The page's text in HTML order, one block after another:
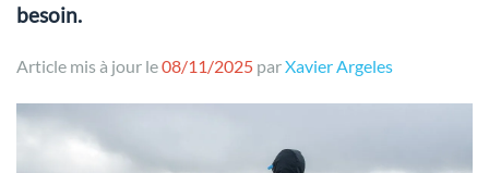
besoin.
Article mis à jour le08/11/2025 parXavier Argeles